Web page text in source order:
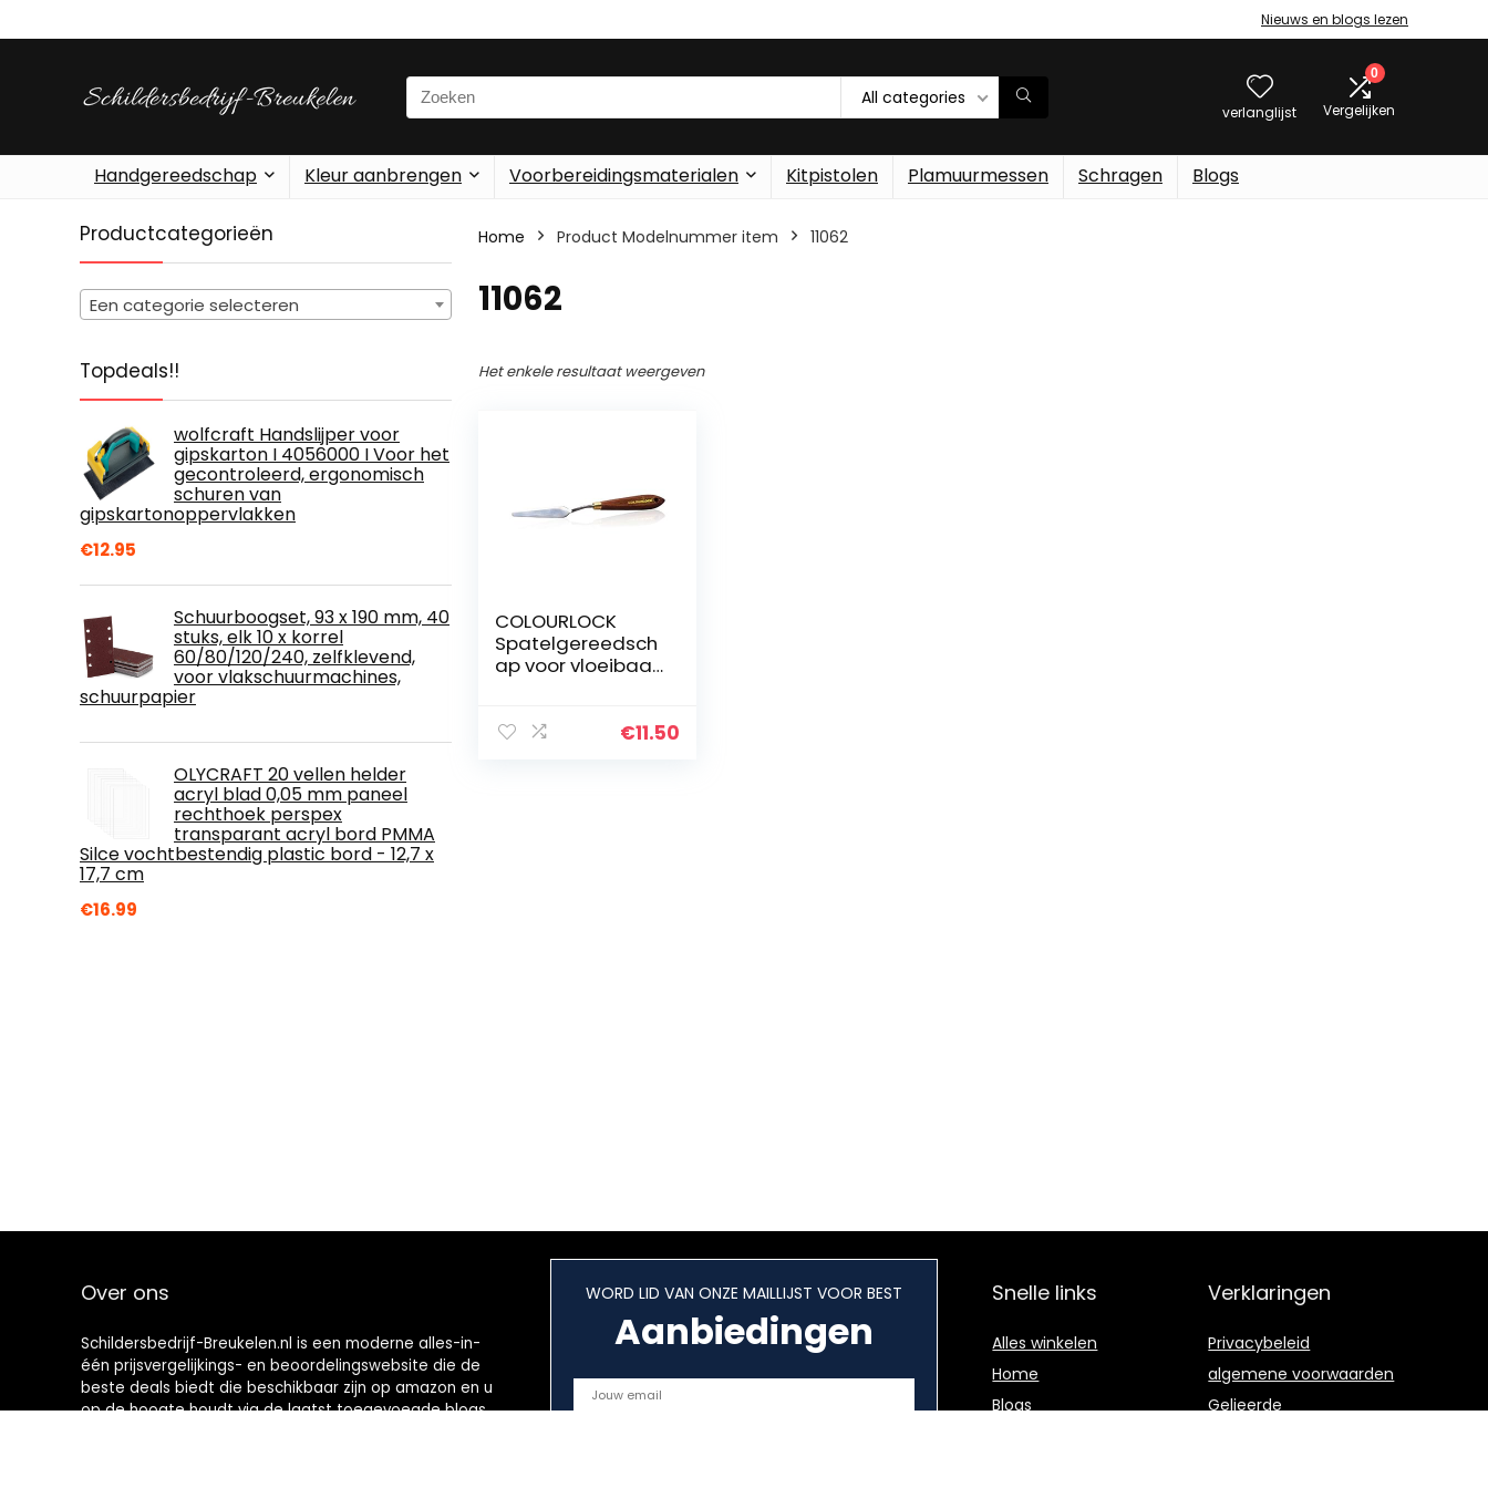
Nieuws en blogs lezen
Search
for:
All categories
verlanglijst
0
Vergelijken
Handgereedschap Kleur aanbrengen Voorbereidingsmaterialen Kitpistolen Plamuurmessen Schragen Blogs
Productcategorieën
Een categorie selecteren
Topdeals!!
wolfcraft Handslijper voor
gipskarton I 4056000 I Voor het
gecontroleerd, ergonomisch
schuren van
gipskartonoppervlakken
€12.95
Schuurboogset, 93 x 190 mm, 40
stuks, elk 10 x korrel
60/80/120/240, zelfklevend,
voor vlakschuurmachines,
schuurpapier
OLYCRAFT 20 vellen helder
acryl blad 0,05 mm paneel
rechthoek perspex
transparant acryl bord PMMA
Silce vochtbestendig plastic bord - 12,7 x
17,7 cm
€16.99
Home Product Modelnummer item ‎11062
‎11062
Het enkele resultaat weergeven
COLOURLOCK
Spatelgereedsch
ap voor vloeibaar
€11.50
Over ons
Schildersbedrijf-Breukelen.nl is een moderne alles-in-
één prijsvergelijkings- en beoordelingswebsite die de
beste deals biedt die beschikbaar zijn op amazon en u
op de hoogte houdt via de laatst toegevoegde blogs.
WORD LID VAN ONZE MAILLIJST VOOR BEST
Aanbiedingen
Snelle links
Alles winkelen
Home
Blogs
Verklaringen
Privacybeleid
algemene voorwaarden
Gelieerde